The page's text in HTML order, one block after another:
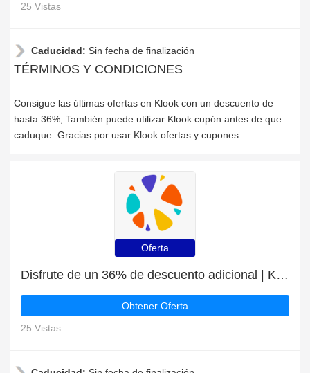
25 Vistas
Caducidad: Sin fecha de finalización
TÉRMINOS Y CONDICIONES
Consigue las últimas ofertas en Klook con un descuento de
hasta 36%, También puede utilizar Klook cupón antes de que
caduque. Gracias por usar Klook ofertas y cupones
Oferta
Disfrute de un 36% de descuento adicional | Klook descuento
Obtener Oferta
25 Vistas